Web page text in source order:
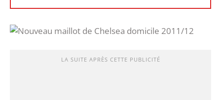
LA SUITE APRÈS CETTE PUBLICITÉ